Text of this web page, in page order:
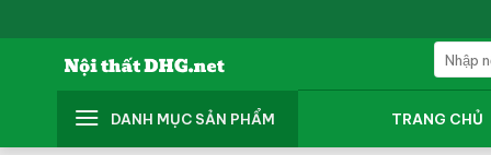
to
content
kiếm:
DANH MỤC SẢN PHẨM TRANG CHỦ